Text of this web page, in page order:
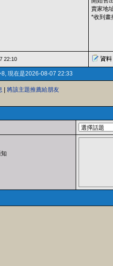
賣家地
*收到畫
22:10
現在是2026-08-07 22:33
將該主題推薦給朋友